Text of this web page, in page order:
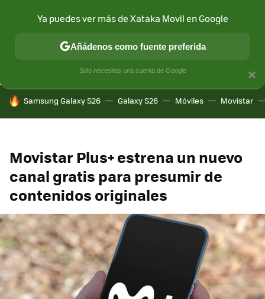
CONECTIVIDAD MÓVIL Y SOCIEDAD APLICACIONES
HOY SE HABLA DE
Samsung Galaxy S26 Galaxy S26 Móviles Movistar
Movistar Plus+ estrena un nuevo
canal gratis para presumir de
contenidos originales
×
Ya puedes ver más de Xataka Movil en Google
Añádenos como fuente preferida
Solo necesitas una cuenta de Google